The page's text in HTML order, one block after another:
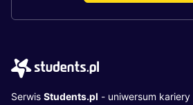
Serwis Students.pl - uniwersum kariery